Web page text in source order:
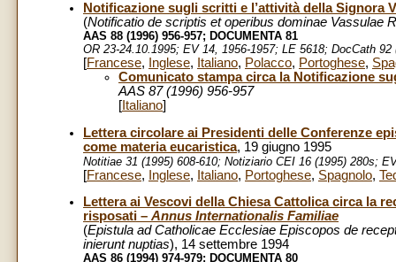
Notificazione sugli scritti e l’attività della Signora
(Notificatio de scriptis et operibus dominae Vassulae
AAS 88 (1996) 956-957; DOCUMENTA 81
OR 23-24.10.1995; EV 14, 1956-1957; LE 5618; DocCath 92
[Francese, Inglese, Italiano, Polacco, Portoghese,
Comunicato stampa circa la Notificazione
AAS 87 (1996) 956-957
[ Italiano]
Lettera circolare ai Presidenti delle Conferenze
come materia eucaristica, 19 giugno 1995
Notitiae 31 (1995) 608-610; Notiziario CEI 16 (1995) 280s;
[Francese, Inglese, Italiano, Portoghese, Spagnolo,
Lettera ai Vescovi della Chiesa Cattolica circa la
risposati – Annus Internationalis Familiae
(Epistula ad Catholicae Ecclesiae Episcopos de
inierunt nuptias), 14 settembre 1994
AAS 86 (1994) 974-979; DOCUMENTA 80